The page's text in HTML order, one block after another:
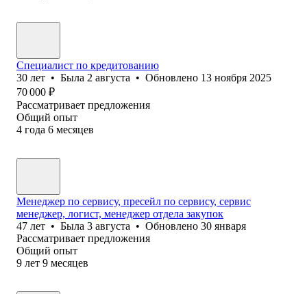
Специалист по кредитованию
30 лет • Была 2 августа • Обновлено 13 ноября 2025
70 000 ₽
Рассматривает предложения
Общий опыт
4 года 6 месяцев
Менеджер по сервису, пресейл по сервису, сервис
менеджер, логист, менеджер отдела закупок
47 лет • Была 3 августа • Обновлено 30 января
Рассматривает предложения
Общий опыт
9 лет 9 месяцев